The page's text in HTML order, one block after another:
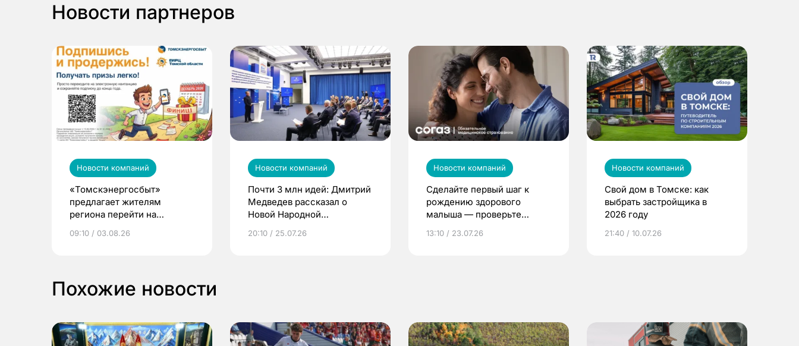
Новости партнеров
Новости компаний
«Томскэнергосбыт»
предлагает жителям
региона перейти на
выиграть призы
09:10 / 03.08.26
Новости компаний
Почти 3 млн идей: Дмитрий
Медведев рассказал о
Новой Народной
20:10 / 25.07.26
Новости компаний
Сделайте первый шаг к
рождению здорового
малыша — проверьте
по ОМС!
13:10 / 23.07.26
Новости компаний
Свой дом в Томске: как
выбрать застройщика в
2026 году
21:40 / 10.07.26
Похожие новости